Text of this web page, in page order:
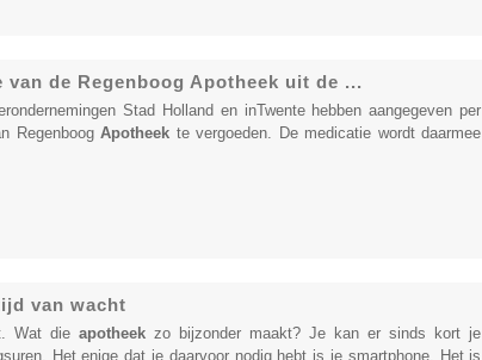
de Regenboog Apotheek uit de ...
Stad Holland en inTwente hebben aangegeven per
RegenboogApotheek te vergoeden. De medicatie wordt daarmee
van wacht
Wat die apotheekzo bijzonder maakt? Je kan er sinds kort je
Het enige dat je daarvoor nodig hebt is je smartphone. Het is